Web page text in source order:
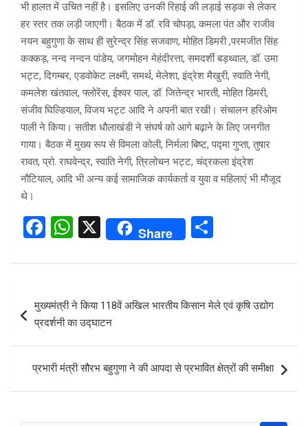
भी हालत में उचित नहीं है। इसलिए उनकी रिहाई की लड़ाई सड़क से लेकर
हर स्तर तक लड़ी जाएगी। बैठक में डॉ. रवि चोपड़ा, कमला पंत और राजीव
नयन बहुगुणा के साथ ही सुरेन्द्र सिंह सजवाण, मोहित डिमरी ,परमजीत सिंह
कक्कड़, नन्द नन्दन पांडेय, जगमोहन मेहंदीरत्ता, समदर्शी बड़थ्वाल, डॉ. उमा
भट्ट, दिगम्बर, एडवोकेट लक्ष्मी, समर्थ, मेलेशा, इंद्रेश मैखुरी, स्वाति नेगी,
कमलेश खंतवाल, फ्लोरेंस, ईश्वर पाल, डॉ. जितेन्द्र भारती, मोहित डिमरी,
संजीव घिल्डियाल, विजय भट्ट आदि ने अपनी बात रखी। संचालन हरिओम
पाली ने किया। सतीश धौलाखंडी ने संघर्ष को आगे बढ़ाने के लिए जनगीत
गाया। बैठक में मुख्य रूप से विमला कोली, निर्मला बिष्ट, पद्मा गुप्ता, तुषार
रावत, प्रो. राघवेन्द्र, स्वाति नेगी, त्रिलोचन भट्ट, चंद्रकला इंद्रेश
नौटियाल, आदि भी अन्य कई सामाजिक कार्यकर्ता व युवा व महिलाएं भी मौजूद
थे।
F
ce
b
o
k
W
at
s
A
p
X Share
ar
e
navigation
मुख्यमंत्री ने किया 118वें अखिल भारतीय किसान मेले एवं कृषि उद्योग
प्रदर्शनी का उद्घाटन
प्रभारी मंत्री सौरभ बहुगुणा ने की आपदा से प्रभावित क्षेत्रों की समीक्षा